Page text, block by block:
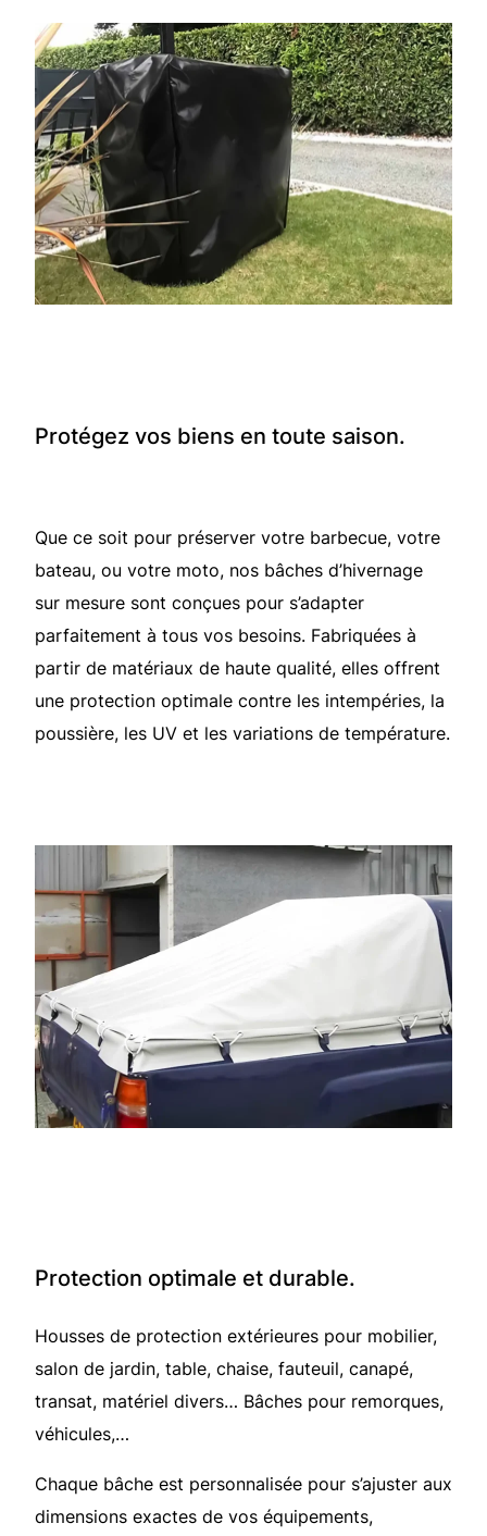
Protégez vos biens en toute saison.
Que ce soit pour préserver votre barbecue, votre
bateau, ou votre moto, nos bâches d’hivernage
sur mesure sont conçues pour s’adapter
parfaitement à tous vos besoins. Fabriquées à
partir de matériaux de haute qualité, elles offrent
une protection optimale contre les intempéries, la
poussière, les UV et les variations de température.
Protection optimale et durable.
Housses de protection extérieures pour mobilier,
salon de jardin, table, chaise, fauteuil, canapé,
transat, matériel divers… Bâches pour remorques,
véhicules,…
Chaque bâche est personnalisée pour s’ajuster aux
dimensions exactes de vos équipements,